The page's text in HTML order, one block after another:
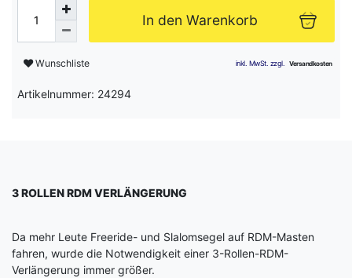
In den Warenkorb
Wunschliste
Artikelnummer: 24294
3 ROLLEN RDM VERLÄNGERUNG
Da mehr Leute Freeride- und Slalomsegel auf RDM-Masten
fahren, wurde die Notwendigkeit einer 3-Rollen-RDM-
Verlängerung immer größer.